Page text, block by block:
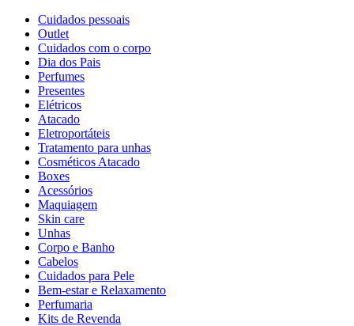
Cuidados pessoais
Outlet
Cuidados com o corpo
Dia dos Pais
Perfumes
Presentes
Elétricos
Atacado
Eletroportáteis
Tratamento para unhas
Cosméticos Atacado
Boxes
Acessórios
Maquiagem
Skin care
Unhas
Corpo e Banho
Cabelos
Cuidados para Pele
Bem-estar e Relaxamento
Perfumaria
Kits de Revenda